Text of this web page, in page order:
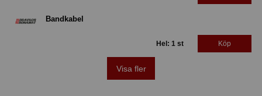
Bandkabel
Hel: 1 st Köp
Visa fler